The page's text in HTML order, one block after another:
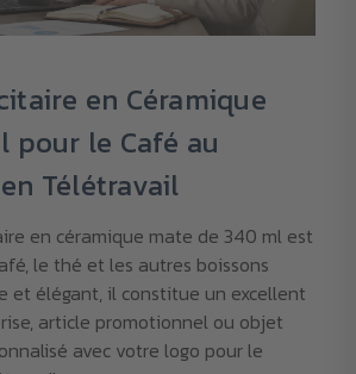
en Céramique
pour le Café au
Télétravail
en céramique mate de 340 ml est
le thé et les autres boissons
et élégant, il constitue un excellent
article promotionnel ou objet
avec votre logo pour le